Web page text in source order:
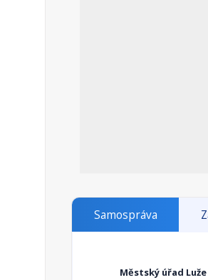
Samospráva
Městský úřad Luže